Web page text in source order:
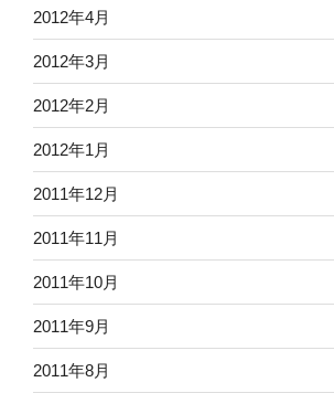
2012年4月
2012年3月
2012年2月
2012年1月
2011年12月
2011年11月
2011年10月
2011年9月
2011年8月